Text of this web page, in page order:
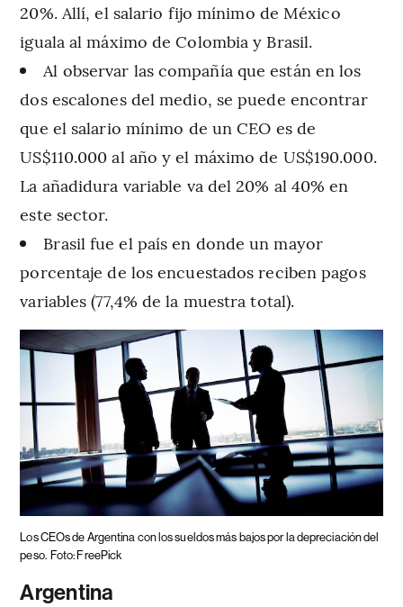
20%. Allí, el salario fijo mínimo de México
iguala al máximo de Colombia y Brasil.
Al observar las compañía que están en los
dos escalones del medio, se puede encontrar
que el salario mínimo de un CEO es de
US$110.000 al año y el máximo de US$190.000.
La añadidura variable va del 20% al 40% en
este sector.
Brasil fue el país en donde un mayor
porcentaje de los encuestados reciben pagos
variables (77,4% de la muestra total).
Los CEOs de Argentina con los sueldos más bajos por la depreciación del
peso. Foto: FreePick
Argentina